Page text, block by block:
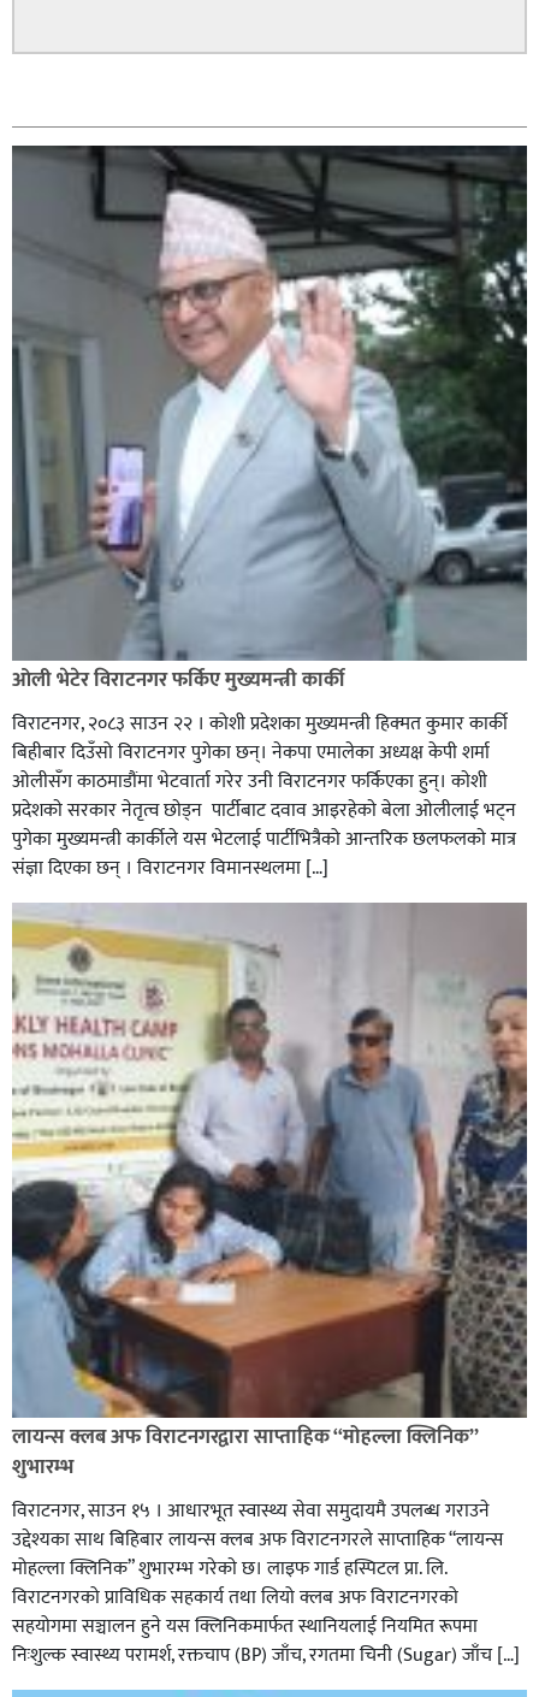
ओली भेटेर विराटनगर फर्किए मुख्यमन्त्री कार्की
विराटनगर, २०८३ साउन २२ । कोशी प्रदेशका मुख्यमन्त्री हिक्मत कुमार कार्की
बिहीबार दिउँसो विराटनगर पुगेका छन्। नेकपा एमालेका अध्यक्ष केपी शर्मा
ओलीसँग काठमाडौंमा भेटवार्ता गरेर उनी विराटनगर फर्किएका हुन्। काेशी
प्रदेशकाे सरकार नेतृत्व छाेड्न पार्टीबाट दवाव आइरहेकाे बेला ओलीलाई भट्न
पुगेका मुख्यमन्त्री कार्कीले यस भेटलाई पार्टीभित्रैको आन्तरिक छलफलकाे मात्र
संज्ञा दिएका छन् । विराटनगर विमानस्थलमा […]
लायन्स क्लब अफ विराटनगरद्वारा साप्ताहिक “मोहल्ला क्लिनिक”
शुभारम्भ
विराटनगर, साउन १५ । आधारभूत स्वास्थ्य सेवा समुदायमै उपलब्ध गराउने
उद्देश्यका साथ बिहिबार लायन्स क्लब अफ विराटनगरले साप्ताहिक “लायन्स
मोहल्ला क्लिनिक” शुभारम्भ गरेकाे छ। लाइफ गार्ड हस्पिटल प्रा. लि.
विराटनगरको प्राविधिक सहकार्य तथा लियो क्लब अफ विराटनगरको
सहयोगमा सञ्चालन हुने यस क्लिनिकमार्फत स्थानियलाई नियमित रूपमा
निःशुल्क स्वास्थ्य परामर्श, रक्तचाप (BP) जाँच, रगतमा चिनी (Sugar) जाँच […]